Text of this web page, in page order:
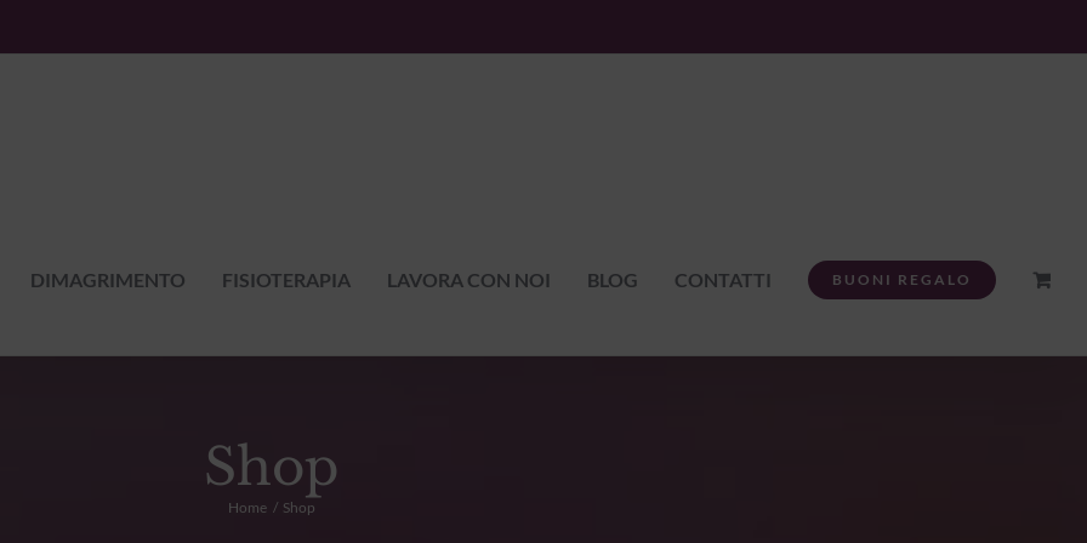
DIMAGRIMENTO FISIOTERAPIA LAVORA CON NOI BLOG CONTATTI BUONI REGALO
Shop
Home Shop